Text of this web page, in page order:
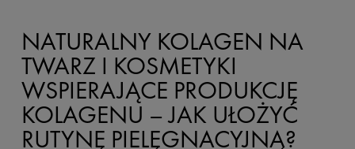
NATURALNY KOLAGEN NA
TWARZ I KOSMETYKI
WSPIERAJĄCE PRODUKCJĘ
KOLAGENU – JAK UŁOŻYĆ
RUTYNĘ PIELĘGNACYJNĄ?